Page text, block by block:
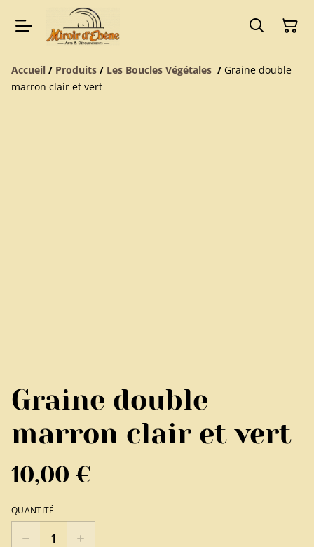
Accueil / Produits / Les Boucles Végétales / Graine double
marron clair et vert
Graine double
marron clair et vert
10,00 €
QUANTITÉ